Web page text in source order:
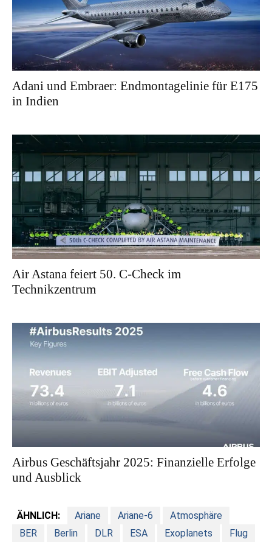
Adani und Embraer: Endmontagelinie für E175
in Indien
Air Astana feiert 50. C-Check im
Technikzentrum
Airbus Geschäftsjahr 2025: Finanzielle Erfolge
und Ausblick
ÄHNLICH: Ariane Ariane-6
Atmosphäre
BER
Berlin DLR ESA Exoplanets
Flug